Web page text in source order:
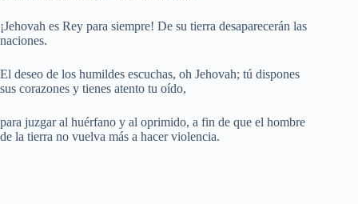
¡Jehovah es Rey para siempre! De su tierra desaparecerán las
naciones.
El deseo de los humildes escuchas, oh Jehovah; tú dispones
sus corazones y tienes atento tu oído,
para juzgar al huérfano y al oprimido, a fin de que el hombre
de la tierra no vuelva más a hacer violencia.